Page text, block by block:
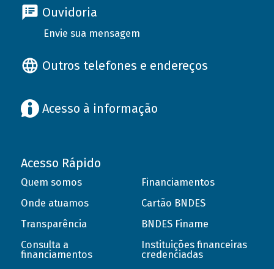
Ouvidoria
Envie sua mensagem
Outros telefones e endereços
Acesso à informação
Acesso Rápido
Quem somos
Onde atuamos
Transparência
Consulta a
financiamentos
Financiamentos
Cartão BNDES
BNDES Finame
Instituições financeiras
credenciadas